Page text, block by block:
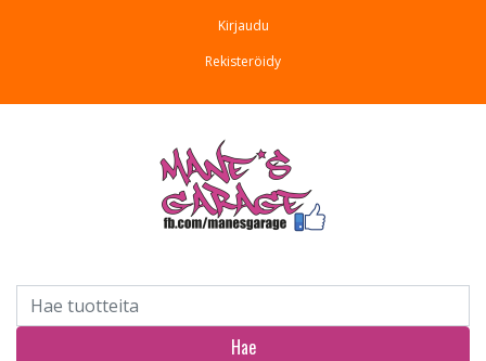
Kirjaudu
Rekisteröidy
Hae